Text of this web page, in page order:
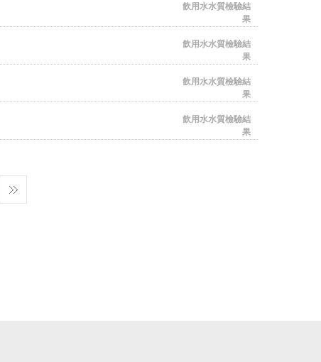
飲用水水質檢驗結
果
飲用水水質檢驗結
果
飲用水水質檢驗結
果
飲用水水質檢驗結
果